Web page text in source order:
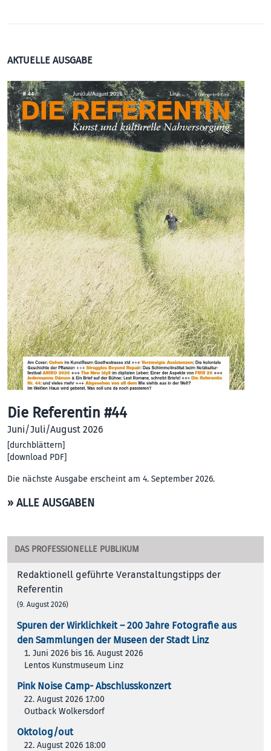
AKTUELLE AUSGABE
Die Referentin #44
Juni/Juli/August 2026
[durchblättern]
[download PDF]
Die nächste Ausgabe erscheint am 4. September 2026.
» ALLE AUSGABEN
DAS PROFESSIONELLE PUBLIKUM
Redaktionell geführte Veranstaltungstipps der
Referentin
(9. August 2026)
Spuren der Wirklichkeit – 200 Jah­re Foto­gra­fie aus
den Samm­lun­gen der Muse­en der Stadt Linz
1. Juni 2026 bis 16. August 2026
Lentos Kunstmuseum Linz
Pink Noise Camp- Abschlusskonzert
22. August 2026 17:00
Outback Wolkersdorf
Oktolog/out
22. August 2026 18:00